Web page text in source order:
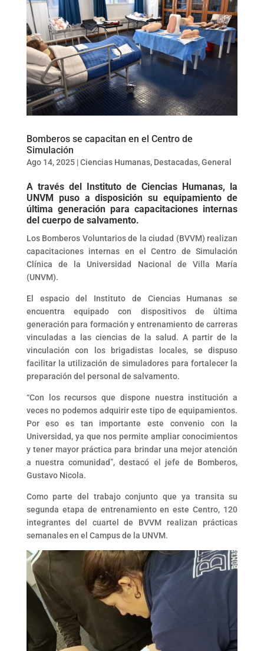
Bomberos se capacitan en el Centro de
Simulación
Ago 14, 2025|Ciencias Humanas, Destacadas,General
A través del Instituto de Ciencias Humanas, la
UNVM puso a disposición su equipamiento de
última generación para capacitaciones internas
del cuerpo de salvamento.
Los Bomberos Voluntarios de la ciudad (BVVM) realizan
capacitaciones internas en el Centro de Simulación
Clínica de la Universidad Nacional de Villa María
(UNVM).
El espacio del Instituto de Ciencias Humanas se
encuentra equipado con dispositivos de última
generación para formación y entrenamiento de carreras
vinculadas a las ciencias de la salud. A partir de la
vinculación con los brigadistas locales, se dispuso
facilitar la utilización de simuladores para fortalecer la
preparación del personal de salvamento.
“Con los recursos que dispone nuestra institución a
veces no podemos adquirir este tipo de equipamientos.
Por eso es tan importante este convenio con la
Universidad, ya que nos permite ampliar conocimientos
y tener mayor práctica para brindar una mejor atención
a nuestra comunidad”, destacó el jefe de Bomberos,
Gustavo Nicola.
Como parte del trabajo conjunto que ya transita su
segunda etapa de entrenamiento en este Centro, 120
integrantes del cuartel de BVVM realizan prácticas
semanales en el Campus de la UNVM.